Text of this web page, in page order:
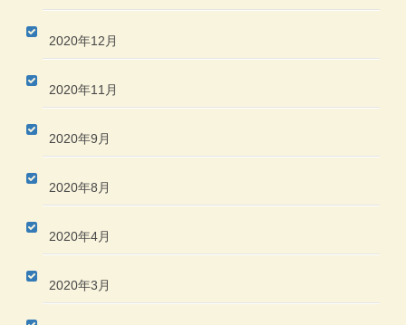
2020年12月
2020年11月
2020年9月
2020年8月
2020年4月
2020年3月